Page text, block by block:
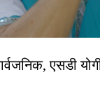
एसडी